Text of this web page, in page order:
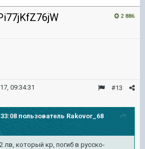
2 886
#13
09:34:31
пользователь Rakovor_68
лв, который кр, погиб в русско-